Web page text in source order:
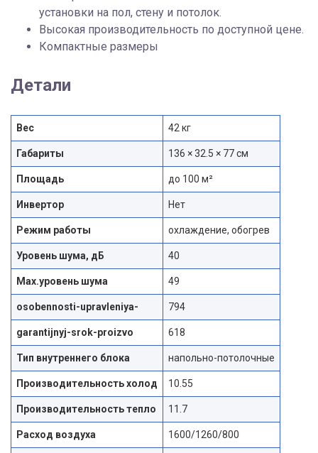
установки на пол, стену и потолок.
Высокая производительность по доступной цене.
Компактные размеры
Детали
Вес 42 кг
Габариты 136 × 32.5 × 77 см
Площадь до 100 м²
Инвертор Нет
Режим работы охлаждение, обогрев
Уровень шума, дБ 40
Max.уровень шума 49
osobennosti-upravleniya- 794
garantijnyj-srok-proizvo 618
Тип внутреннего блока напольно-потолочные
Производительность холод 10.55
Производительность тепло 11.7
Расход воздуха 1600/1260/800